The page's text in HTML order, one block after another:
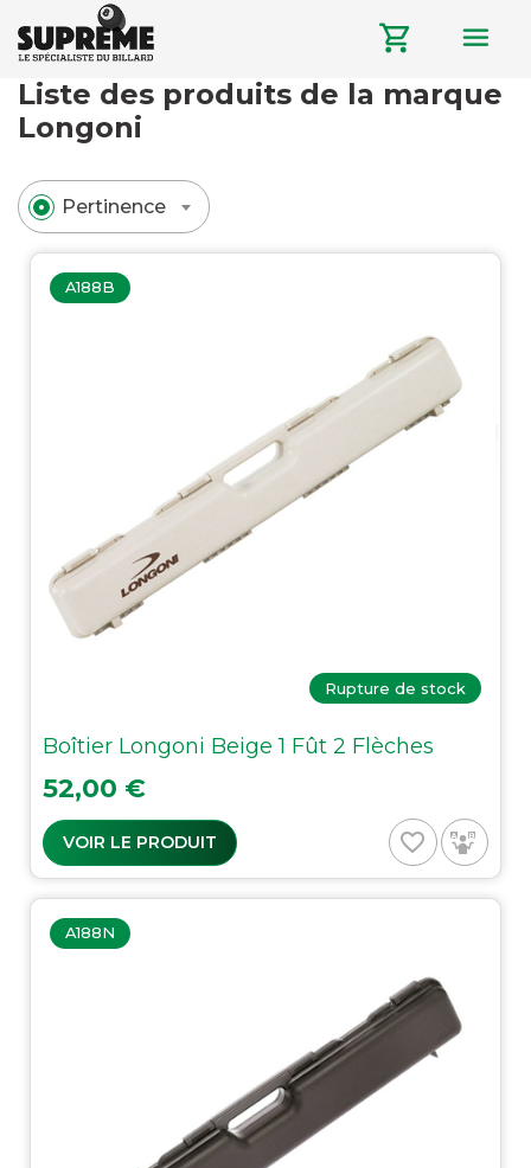
shopping_cart
menu
Liste des produits de la marque
Longoni
Pertinence
A188B
Rupture de stock
Boîtier Longoni Beige 1 Fût 2 Flèches
Prix
52,00 €
VOIR LE PRODUIT favorite_border
A188N